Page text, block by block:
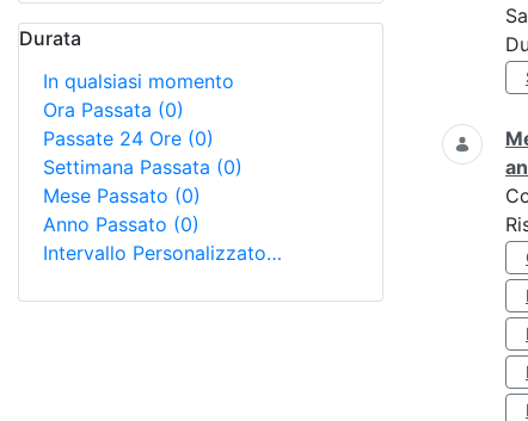
Durata
In qualsiasi momento
Ora Passata (0)
Passate 24 Ore (0)
Settimana Passata (0)
Mese Passato (0)
Anno Passato (0)
Intervallo Personalizzato…